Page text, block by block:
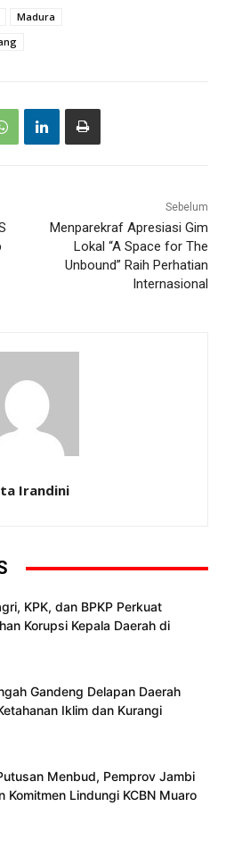
Madura
Sebelum
Menparekraf Apresiasi Gim
Lokal “A Space for The
Unbound” Raih Perhatian
Internasional
Irandini
KPK, dan BPKP Perkuat
Korupsi Kepala Daerah di
Gandeng Delapan Daerah
Iklim dan Kurangi
Menbud, Pemprov Jambi
Komitmen Lindungi KCBN Muaro